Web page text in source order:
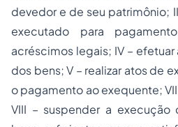
devedor e de seu patrimônio;
executado para
acréscimos legais; IV –
dos bens; V – realizar atos de
o pagamento ao exequente;
VIII – suspender a